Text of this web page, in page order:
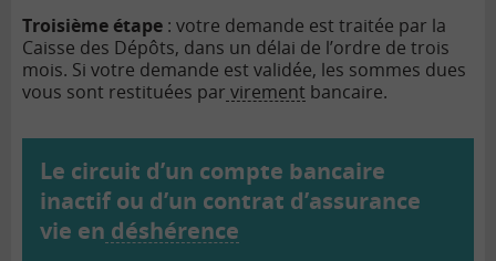
Troisième étape : votre demande est traitée par la
Caisse des Dépôts, dans un délai de l’ordre de trois
mois. Si votre demande est validée, les sommes dues
vous sont restituées par virement bancaire.
Le circuit d’un compte bancaire
inactif ou d’un contrat d’assurance
vie en déshérence